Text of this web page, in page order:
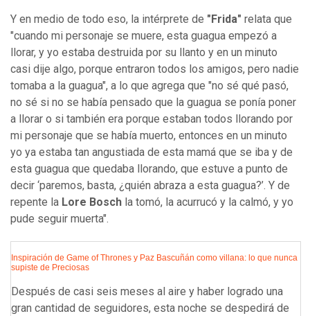
Y en medio de todo eso, la intérprete de "Frida" relata que
"cuando mi personaje se muere, esta guagua empezó a
llorar, y yo estaba destruida por su llanto y en un minuto
casi dije algo, porque entraron todos los amigos, pero nadie
tomaba a la guagua", a lo que agrega que "no sé qué pasó,
no sé si no se había pensado que la guagua se ponía poner
a llorar o si también era porque estaban todos llorando por
mi personaje que se había muerto, entonces en un minuto
yo ya estaba tan angustiada de esta mamá que se iba y de
esta guagua que quedaba llorando, que estuve a punto de
decir ‘paremos, basta, ¿quién abraza a esta guagua?’. Y de
repente la Lore Bosch la tomó, la acurrucó y la calmó, y yo
pude seguir muerta".
Inspiración de Game of Thrones y Paz Bascuñán como villana: lo que nunca
supiste de Preciosas
Después de casi seis meses al aire y haber logrado una
gran cantidad de seguidores, esta noche se despedirá de